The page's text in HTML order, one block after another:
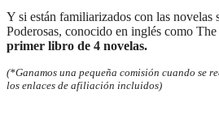
Y si están familiarizados con las novelas
Poderosas, conocido en inglés como
primer libro de 4 novelas.
(*Ganamos una pequeña comisión cuando se
los enlaces de afiliación incluidos)